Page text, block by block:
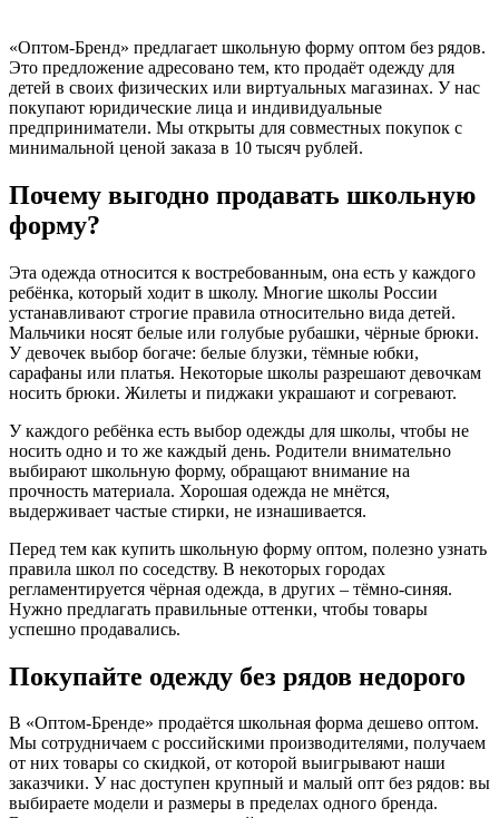
«Оптом-Бренд» предлагает школьную форму оптом без рядов.
Это предложение адресовано тем, кто продаёт одежду для
детей в своих физических или виртуальных магазинах. У нас
покупают юридические лица и индивидуальные
предприниматели. Мы открыты для совместных покупок с
минимальной ценой заказа в 10 тысяч рублей.
Почему выгодно продавать школьную
форму?
Эта одежда относится к востребованным, она есть у каждого
ребёнка, который ходит в школу. Многие школы России
устанавливают строгие правила относительно вида детей.
Мальчики носят белые или голубые рубашки, чёрные брюки.
У девочек выбор богаче: белые блузки, тёмные юбки,
сарафаны или платья. Некоторые школы разрешают девочкам
носить брюки. Жилеты и пиджаки украшают и согревают.
У каждого ребёнка есть выбор одежды для школы, чтобы не
носить одно и то же каждый день. Родители внимательно
выбирают школьную форму, обращают внимание на
прочность материала. Хорошая одежда не мнётся,
выдерживает частые стирки, не изнашивается.
Перед тем как купить школьную форму оптом, полезно узнать
правила школ по соседству. В некоторых городах
регламентируется чёрная одежда, в других – тёмно-синяя.
Нужно предлагать правильные оттенки, чтобы товары
успешно продавались.
Покупайте одежду без рядов недорого
В «Оптом-Бренде» продаётся школьная форма дешево оптом.
Мы сотрудничаем с российскими производителями, получаем
от них товары со скидкой, от которой выигрывают наши
заказчики. У нас доступен крупный и малый опт без рядов: вы
выбираете модели и размеры в пределах одного бренда.